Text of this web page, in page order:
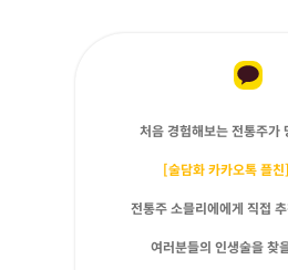
처음 경험해보는 전통주가
[술담화 카카오톡 플친]
전통주 소믈리에에게 직접
여러분들의 인생술을 찾